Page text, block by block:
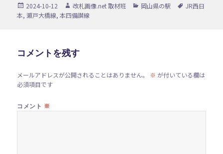
投
稿
2024-10-12
作
成
改札画像.net 取材班
カ
岡山県の駅
タ
JR西日
本,瀬戸大橋線,本四備讃線
コメントを残す
メールアドレスが公開されることはありません。 ※ が付いている欄は
必須項目です
コメント ※